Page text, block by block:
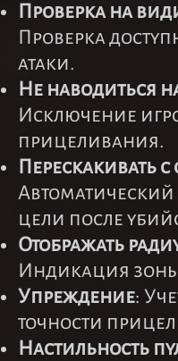
Проверка на
Проверка
атаки.
Не наводиться
Исключение
прицеливания.
Перескакивать
цели после
Отображать
Индикация
Упреждение:
точности
Настильность